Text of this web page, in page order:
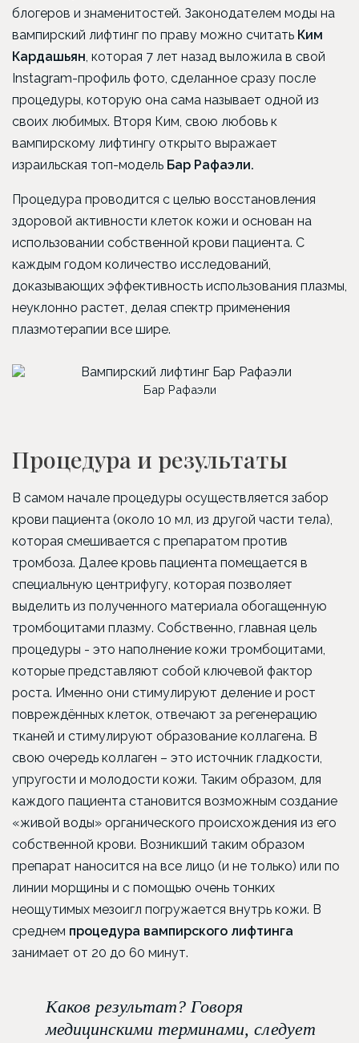
блогеров и знаменитостей. Законодателем моды на
вампирский лифтинг по праву можно считать Ким
Кардашьян, которая 7 лет назад выложила в свой
Instagram-профиль фото, сделанное сразу после
процедуры, которую она сама называет одной из
своих любимых. Вторя Ким, свою любовь к
вампирскому лифтингу открыто выражает
израильская топ-модель Бар Рафаэли.
Процедура проводится с целью восстановления
здоровой активности клеток кожи и основан на
использовании собственной крови пациента. С
каждым годом количество исследований,
доказывающих эффективность использования плазмы,
неуклонно растет, делая спектр применения
плазмотерапии все шире.
Бар Рафаэли
Процедура и результаты
В самом начале процедуры осуществляется забор
крови пациента (около 10 мл, из другой части тела),
которая смешивается с препаратом против
тромбоза. Далее кровь пациента помещается в
специальную центрифугу, которая позволяет
выделить из полученного материала обогащенную
тромбоцитами плазму. Собственно, главная цель
процедуры - это наполнение кожи тромбоцитами,
которые представляют собой ключевой фактор
роста. Именно они стимулируют деление и рост
повреждённых клеток, отвечают за регенерацию
тканей и стимулируют образование коллагена. В
свою очередь коллаген – это источник гладкости,
упругости и молодости кожи. Таким образом, для
каждого пациента становится возможным создание
«живой воды» органического происхождения из его
собственной крови. Возникший таким образом
препарат наносится на все лицо (и не только) или по
линии морщины и с помощью очень тонких
неощутимых мезоигл погружается внутрь кожи. В
среднем процедура вампирского лифтинга
занимает от 20 до 60 минут.
Каков результат? Говоря
медицинскими терминами, следует